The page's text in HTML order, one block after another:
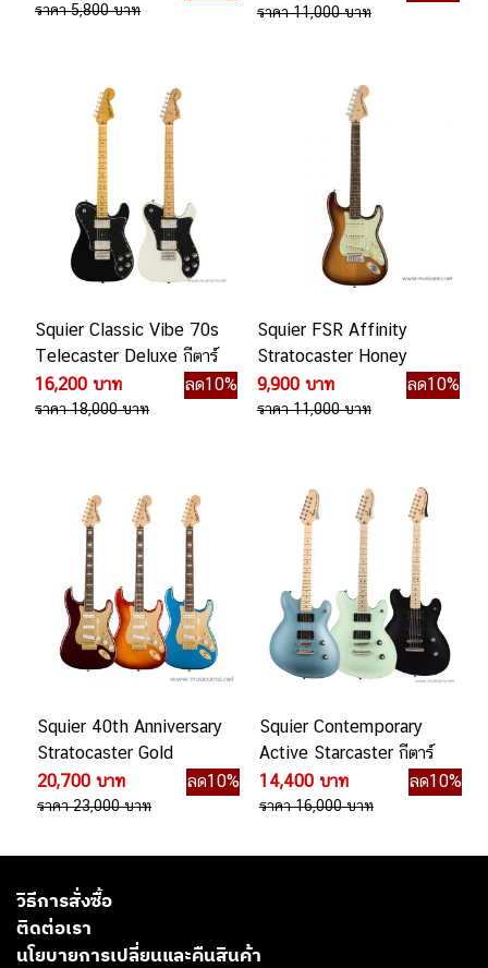
ราคา 5,800 บาท ราคา 11,000 บาท
Squier Classic Vibe 70s
Telecaster Deluxe กีตาร์
ไฟฟ้า
16,200 บาท ลด10%
ราคา 18,000 บาท
Squier FSR Affinity
Stratocaster Honey
Burst กีตาร์ไฟฟ้า
9,900 บาท ลด10%
ราคา 11,000 บาท
Squier 40th Anniversary
Stratocaster Gold
Edition กีตาร์ไฟฟ้า
20,700 บาท ลด10%
ราคา 23,000 บาท
Squier Contemporary
Active Starcaster กีตาร์
ไฟฟ้า
14,400 บาท ลด10%
ราคา 16,000 บาท
วิธีการสั่งซื้อ
ติดต่อเรา
นโยบายการเปลี่ยนและคืนสินค้า